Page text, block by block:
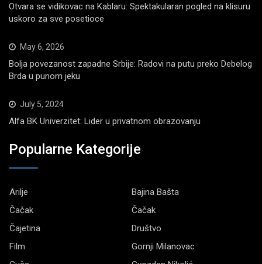
Otvara se vidikovac na Kablaru: Spektakularan pogled na klisuru
uskoro za sve posetioce
May 6, 2026
Bolja povezanost zapadne Srbije: Radovi na putu preko Debelog
Brda u punom jeku
July 5, 2024
Alfa BK Univerzitet: Lider u privatnom obrazovanju
Popularne Kategorije
Arilje
Bajina Bašta
Čačak
Čačak
Čajetina
Društvo
Film
Gornji Milanovac